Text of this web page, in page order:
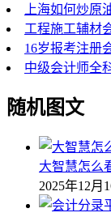
上海如何炒原
工程施工辅材
16岁报考注册
中级会计师全
随机图文
大智慧怎么
2025年12月